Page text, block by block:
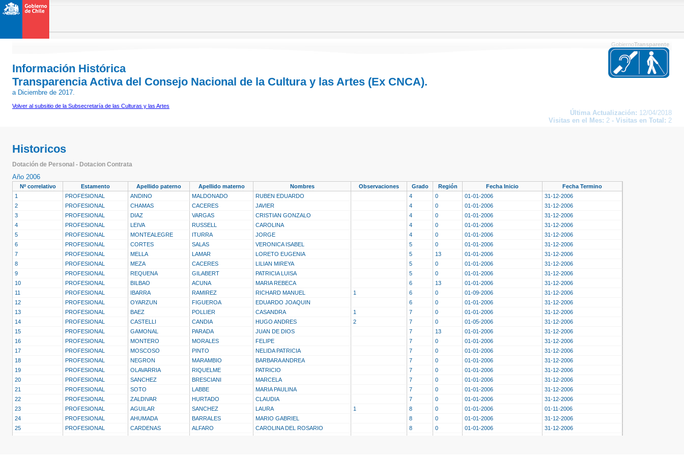
GobiernoTransparente
Información Histórica
Transparencia Activa del Consejo Nacional de la Cultura y las Artes (Ex CNCA).
a Diciembre de 2017.
Volver al subsitio de la Subsecretaría de las Culturas y las Artes
Última Actualización: 12/04/2018
Visitas en el Mes: 2 - Visitas en Total: 2
Historicos
Dotación de Personal - Dotacion Contrata
Año 2006
Nº correlativo Estamento Apellido paterno Apellido materno Nombres Observaciones Grado Región Fecha Inicio
Fecha Termino
1
PROFESIONAL ANDINO MALDONADO RUBEN EDUARDO 4 0 01-01-2006
31-12-2006
2
PROFESIONAL CHAMAS CACERES JAVIER 4 0 01-01-2006
31-12-2006
3
PROFESIONAL DIAZ VARGAS CRISTIAN GONZALO 4 0 01-01-2006
31-12-2006
4
PROFESIONAL LEIVA RUSSELL CAROLINA 4 0 01-01-2006
31-12-2006
5
PROFESIONAL MONTEALEGRE ITURRA JORGE 4 0 01-01-2006
31-12-2006
6
PROFESIONAL CORTES SALAS VERONICA ISABEL 5 0 01-01-2006
31-12-2006
7
PROFESIONAL MELLA LAMAR LORETO EUGENIA 5 13 01-01-2006
31-12-2006
8
PROFESIONAL MEZA CACERES LILIAN MIREYA 5 0 01-01-2006
31-12-2006
9
PROFESIONAL REQUENA GILABERT PATRICIA LUISA 5 0 01-01-2006
31-12-2006
10
PROFESIONAL BILBAO ACUNA MARIA REBECA 6 13 01-01-2006
31-12-2006
11
PROFESIONAL IBARRA RAMIREZ RICHARD MANUEL 1 6 0 01-09-2006
31-12-2006
12
PROFESIONAL OYARZUN FIGUEROA EDUARDO JOAQUIN 6 0 01-01-2006
31-12-2006
13
PROFESIONAL BAEZ POLLIER CASANDRA 1 7 0 01-01-2006
31-12-2006
14
PROFESIONAL CASTELLI CANDIA HUGO ANDRES 2 7 0 01-05-2006
31-12-2006
15
PROFESIONAL GAMONAL PARADA JUAN DE DIOS 7 13 01-01-2006
31-12-2006
16
PROFESIONAL MONTERO MORALES FELIPE 7 0 01-01-2006
31-12-2006
17
PROFESIONAL MOSCOSO PINTO NELIDA PATRICIA 7 0 01-01-2006
31-12-2006
18
PROFESIONAL NEGRON MARAMBIO BARBARA ANDREA 7 0 01-01-2006
31-12-2006
19
PROFESIONAL OLAVARRIA RIQUELME PATRICIO 7 0 01-01-2006
31-12-2006
20
PROFESIONAL SANCHEZ BRESCIANI MARCELA 7 0 01-01-2006
31-12-2006
21
PROFESIONAL SOTO LABBE MARIA PAULINA 7 0 01-01-2006
31-12-2006
22
PROFESIONAL ZALDIVAR HURTADO CLAUDIA 7 0 01-01-2006
31-12-2006
23
PROFESIONAL AGUILAR SANCHEZ LAURA 1 8 0 01-01-2006
01-11-2006
24
PROFESIONAL AHUMADA BARRALES MARIO GABRIEL 8 0 01-01-2006
31-12-2006
25
PROFESIONAL CARDENAS ALFARO CAROLINA DEL ROSARIO 8 0 01-01-2006
31-12-2006